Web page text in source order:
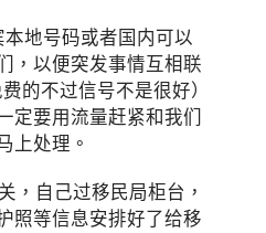
地号码或者国内可以
，以便突发事情互相联
的不过信号不是很好）
定要用流量赶紧和我们
上处理。
自己过移民局柜台，
照等信息安排好了给移